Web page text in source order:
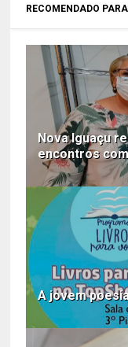
RECOMENDADO
Nova Iguaçu
encontros
A jovem